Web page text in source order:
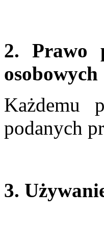
2. Prawo
osobowych
Każdemu
podanych
3.